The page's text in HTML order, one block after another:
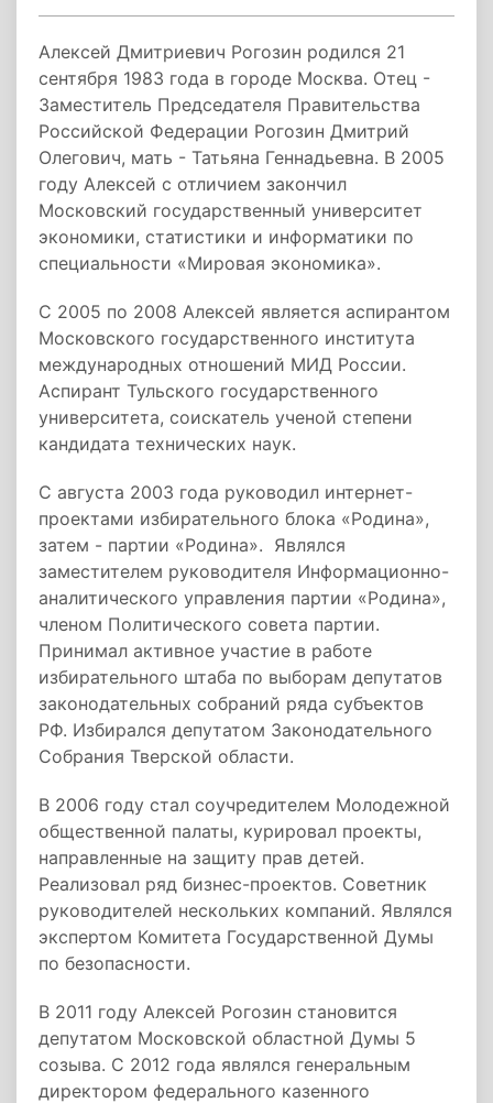
Алексей Дмитриевич Рогозин родился 21
сентября 1983 года в городе Москва. Отец -
Заместитель Председателя Правительства
Российской Федерации Рогозин Дмитрий
Олегович, мать - Татьяна Геннадьевна. В 2005
году Алексей с отличием закончил
Московский государственный университет
экономики, статистики и информатики по
специальности «Мировая экономика».
С 2005 по 2008 Алексей является аспирантом
Московского государственного института
международных отношений МИД России.
Аспирант Тульского государственного
университета, соискатель ученой степени
кандидата технических наук.
С августа 2003 года руководил интернет-
проектами избирательного блока «Родина»,
затем - партии «Родина». Являлся
заместителем руководителя Информационно-
аналитического управления партии «Родина»,
членом Политического совета партии.
Принимал активное участие в работе
избирательного штаба по выборам депутатов
законодательных собраний ряда субъектов
РФ. Избирался депутатом Законодательного
Собрания Тверской области.
В 2006 году стал соучредителем Молодежной
общественной палаты, курировал проекты,
направленные на защиту прав детей.
Реализовал ряд бизнес-проектов. Советник
руководителей нескольких компаний. Являлся
экспертом Комитета Государственной Думы
по безопасности.
В 2011 году Алексей Рогозин становится
депутатом Московской областной Думы 5
созыва. С 2012 года являлся генеральным
директором федерального казенного